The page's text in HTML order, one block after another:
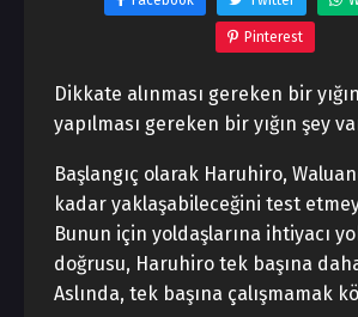
Pinterest
Dikkate alınması gereken bir
yapılması gereken bir yığın şey
Başlangıç olarak Haruhiro,
kadar yaklaşabileceğini test
Bunun için yoldaşlarına ihtiyacı
doğrusu, Haruhiro tek başına
Aslında, tek başına çalışmamak